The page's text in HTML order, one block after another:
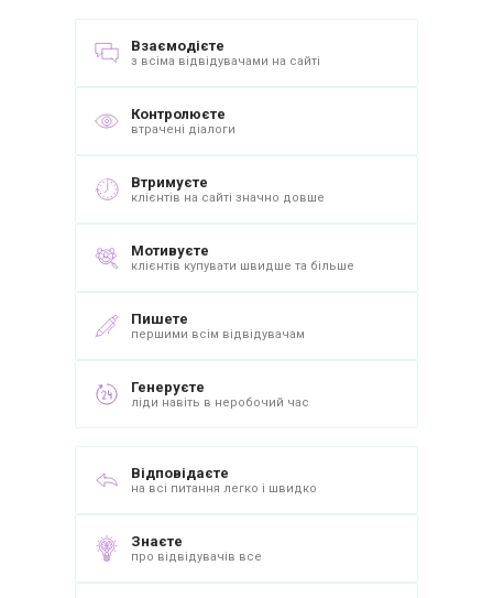
Взаємодієте
з всіма відвідувачами на сайті
Контролюєте
втрачені діалоги
Втримуєте
клієнтів на сайті значно довше
Мотивуєте
клієнтів купувати швидше та більше
Пишете
першими всім відвідувачам
Генеруєте
ліди навіть в неробочий час
Відповідаєте
на всі питання легко і швидко
Знаєте
про відвідувачів все